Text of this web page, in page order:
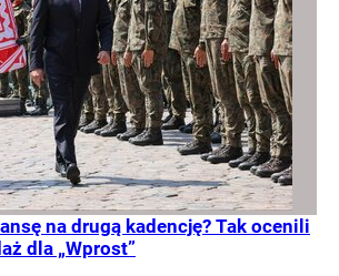
na drugą kadencję? Tak ocenili
dla „Wprost”